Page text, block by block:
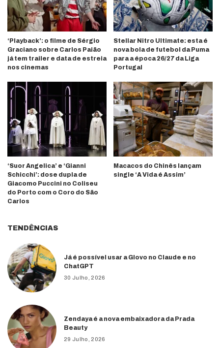
‘Playback’: o filme de Sérgio
Graciano sobre Carlos Paião
já tem trailer e data de estreia
nos cinemas
Stellar Nitro Ultimate: esta é
nova bola de futebol da Puma
para a época 26/27 da Liga
Portugal
‘Suor Angelica’ e ‘Gianni
Schicchi’: dose dupla de
Giacomo Puccini no Coliseu
do Porto com o Coro do São
Carlos
Macacos do Chinês lançam
single ‘A Vida é Assim’
TENDÊNCIAS
Já é possível usar a Glovo no Claude e no
ChatGPT
30 Julho, 2026
Zendaya é a nova embaixadora da Prada
Beauty
29 Julho, 2026